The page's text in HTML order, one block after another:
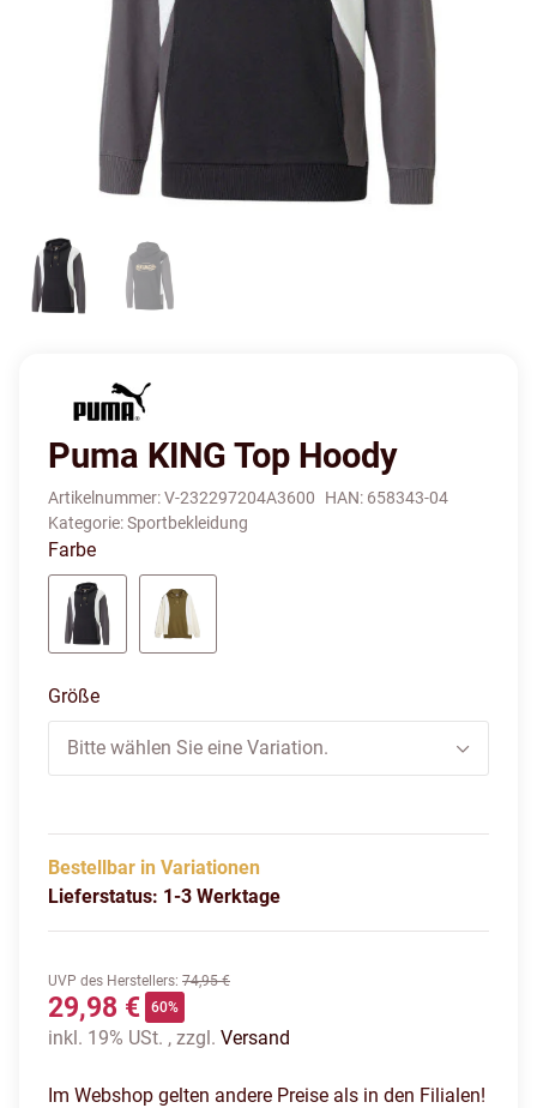
Puma KING Top Hoody
Artikelnummer:V-232297204A3600 HAN: 658343-04
Kategorie:Sportbekleidung
Farbe
Größe
Bitte wählen Sie eine Variation.
Bestellbar in Variationen
Lieferstatus: 1-3 Werktage
UVP des Herstellers: 74,95 €
29,98 € 60%
inkl. 19% USt. , zzgl. Versand
Im Webshop gelten andere Preise als in den Filialen!